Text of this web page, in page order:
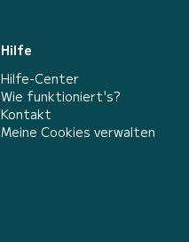
Hilfe
Hilfe-Center
Wie funktioniert's?
Kontakt
Meine Cookies verwalten